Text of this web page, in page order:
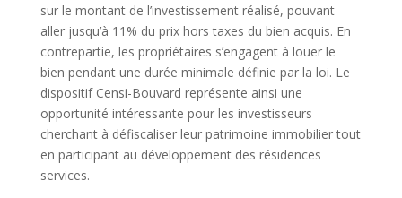
sur le montant de l’investissement réalisé, pouvant
aller jusqu’à 11% du prix hors taxes du bien acquis. En
contrepartie, les propriétaires s’engagent à louer le
bien pendant une durée minimale définie par la loi. Le
dispositif Censi-Bouvard représente ainsi une
opportunité intéressante pour les investisseurs
cherchant à défiscaliser leur patrimoine immobilier tout
en participant au développement des résidences
services.